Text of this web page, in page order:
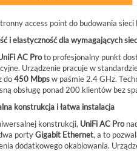
access point do budowania
i elastyczność dla wymagających
AC Proto profesjonalny punkt
Urządzenie pracuje w
do450 Mbpsw paśmie 2.4 GHz.
obsługę ponad 200 klientów bez
konstrukcja i łatwa instalacja
konstrukcji, UniFi AC Pro
portyGigabit Ethernet, a to
dodatkowego okablowania.